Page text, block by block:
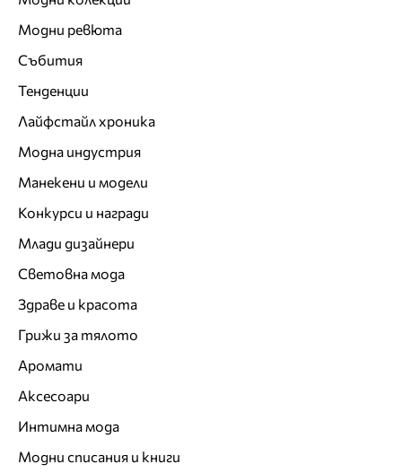
Модни ревюта
Събития
Тенденции
Лайфстайл хроника
Модна индустрия
Манекени и модели
Конкурси и награди
Млади дизайнери
Световна мода
Здраве и красота
Грижи за тялото
Аромати
Аксесоари
Интимна мода
Модни списания и книги